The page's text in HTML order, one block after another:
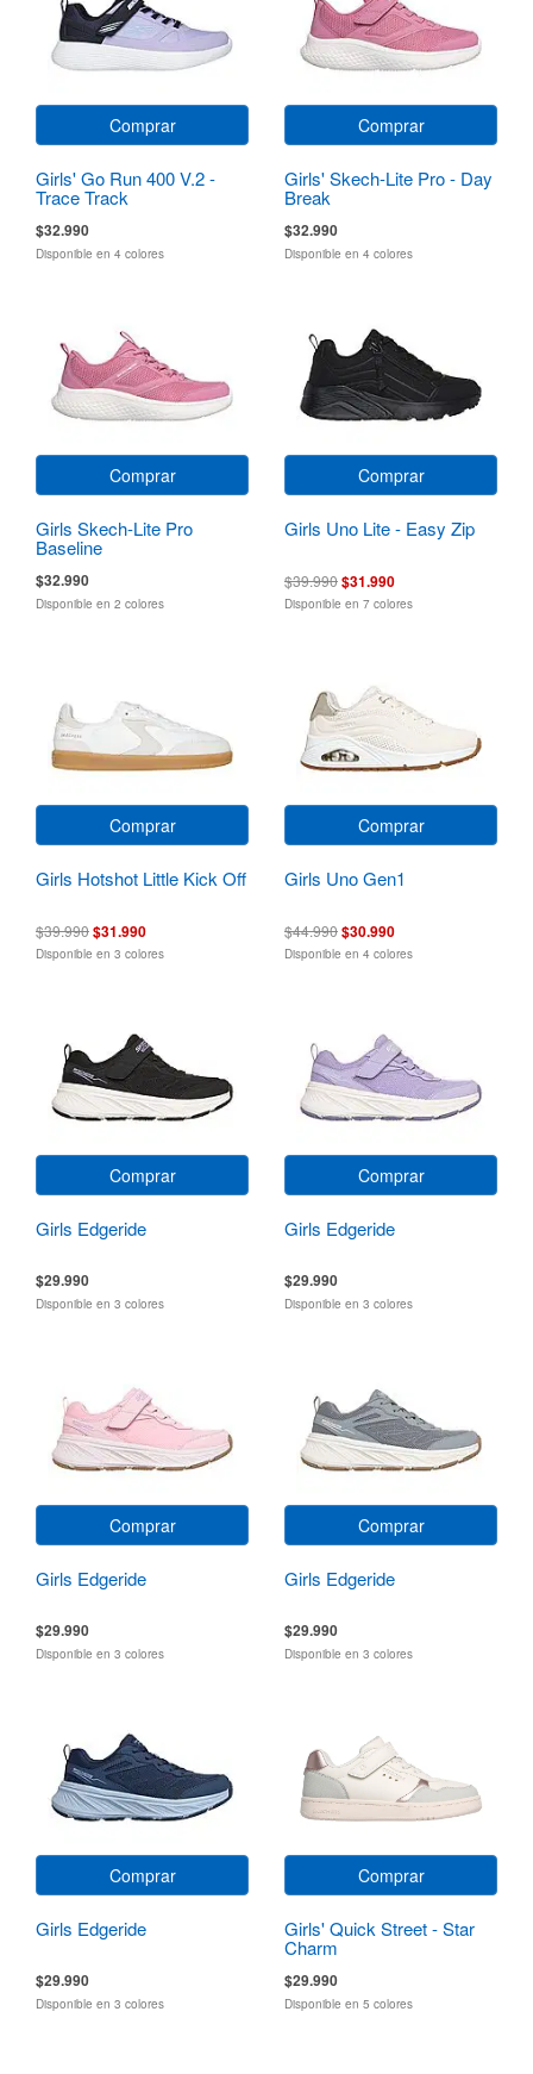
Comprar
Girls' Go Run 400 V.2 -
Trace Track
$32.990
Disponible en 4 colores
Comprar
Girls' Skech-Lite Pro - Day
Break
$32.990
Disponible en 4 colores
Comprar
Girls Skech-Lite Pro
Baseline
$32.990
Disponible en 2 colores
Comprar
Girls Uno Lite - Easy Zip
$39.990$31.990
Disponible en 7 colores
Comprar
Girls Hotshot Little Kick Off
$39.990$31.990
Disponible en 3 colores
Comprar
Girls Uno Gen1
$44.990$30.990
Disponible en 4 colores
Comprar
Girls Edgeride
$29.990
Disponible en 3 colores
Comprar
Girls Edgeride
$29.990
Disponible en 3 colores
Comprar
Girls Edgeride
$29.990
Disponible en 3 colores
Comprar
Girls Edgeride
$29.990
Disponible en 3 colores
Comprar
Girls Edgeride
$29.990
Disponible en 3 colores
Comprar
Girls' Quick Street - Star
Charm
$29.990
Disponible en 5 colores